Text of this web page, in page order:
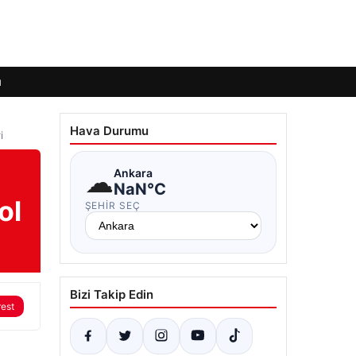
Hava Durumu
☁Ankara
NaN°C
ŞEHIR SEÇ
Bizi Takip Edin